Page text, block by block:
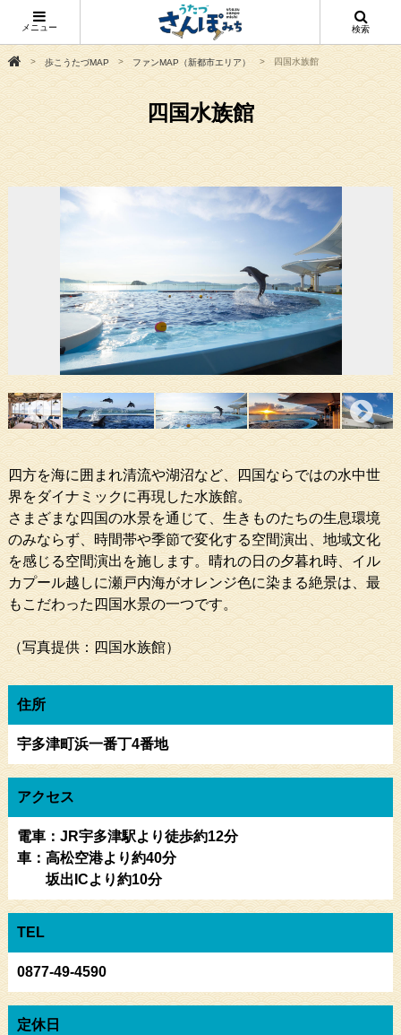
メニュー 検索
歩こうたづMAP ファンMAP（新都市エリア） 四国水族館
四国水族館
四方を海に囲まれ清流や湖沼など、四国ならではの水中世
界をダイナミックに再現した水族館。
さまざまな四国の水景を通じて、生きものたちの生息環境
のみならず、時間帯や季節で変化する空間演出、地域文化
を感じる空間演出を施します。晴れの日の夕暮れ時、イル
カプール越しに瀬戸内海がオレンジ色に染まる絶景は、最
もこだわった四国水景の一つです。
（写真提供：四国水族館）
住所
宇多津町浜一番丁4番地
アクセス
電車：JR宇多津駅より徒歩約12分
車：高松空港より約40分
坂出ICより約10分
TEL
0877-49-4590
定休日